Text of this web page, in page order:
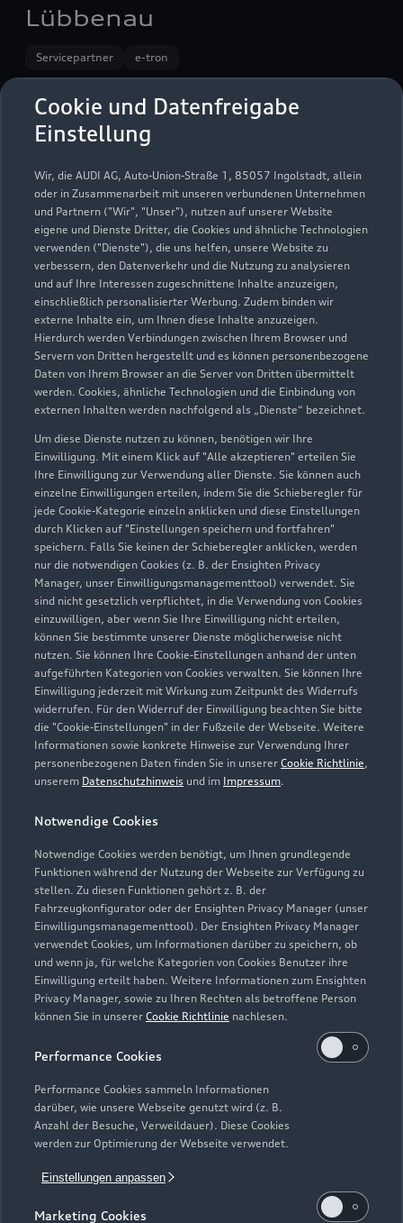
Cookie und Datenfreigabe
Einstellung
Wir, die AUDI AG, Auto-Union-Straße 1, 85057 Ingolstadt, allein
oder in Zusammenarbeit mit unseren verbundenen Unternehmen
und Partnern ("Wir", "Unser"), nutzen auf unserer Website
eigene und Dienste Dritter, die Cookies und ähnliche Technologien
verwenden ("Dienste"), die uns helfen, unsere Website zu
verbessern, den Datenverkehr und die Nutzung zu analysieren
und auf Ihre Interessen zugeschnittene Inhalte anzuzeigen,
einschließlich personalisierter Werbung. Zudem binden wir
externe Inhalte ein, um Ihnen diese Inhalte anzuzeigen.
Hierdurch werden Verbindungen zwischen Ihrem Browser und
Servern von Dritten hergestellt und es können personenbezogene
Daten von Ihrem Browser an die Server von Dritten übermittelt
werden. Cookies, ähnliche Technologien und die Einbindung von
externen Inhalten werden nachfolgend als „Dienste“ bezeichnet.
Um diese Dienste nutzen zu können, benötigen wir Ihre
Einwilligung. Mit einem Klick auf "Alle akzeptieren" erteilen Sie
Ihre Einwilligung zur Verwendung aller Dienste. Sie können auch
einzelne Einwilligungen erteilen, indem Sie die Schieberegler für
jede Cookie-Kategorie einzeln anklicken und diese Einstellungen
durch Klicken auf "Einstellungen speichern und fortfahren"
speichern. Falls Sie keinen der Schieberegler anklicken, werden
nur die notwendigen Cookies (z. B. der Ensighten Privacy
Manager, unser Einwilligungsmanagementtool) verwendet. Sie
sind nicht gesetzlich verpflichtet, in die Verwendung von Cookies
einzuwilligen, aber wenn Sie Ihre Einwilligung nicht erteilen,
können Sie bestimmte unserer Dienste möglicherweise nicht
nutzen. Sie können Ihre Cookie-Einstellungen anhand der unten
aufgeführten Kategorien von Cookies verwalten. Sie können Ihre
Einwilligung jederzeit mit Wirkung zum Zeitpunkt des Widerrufs
widerrufen. Für den Widerruf der Einwilligung beachten Sie bitte
die "Cookie-Einstellungen" in der Fußzeile der Webseite. Weitere
Informationen sowie konkrete Hinweise zur Verwendung Ihrer
personenbezogenen Daten finden Sie in unserer Cookie Richtlinie,
unserem Datenschutzhinweis und im Impressum.
Notwendige Cookies
Notwendige Cookies werden benötigt, um Ihnen grundlegende
Funktionen während der Nutzung der Webseite zur Verfügung zu
stellen. Zu diesen Funktionen gehört z. B. der
Fahrzeugkonfigurator oder der Ensighten Privacy Manager (unser
Einwilligungsmanagementtool). Der Ensighten Privacy Manager
verwendet Cookies, um Informationen darüber zu speichern, ob
und wenn ja, für welche Kategorien von Cookies Benutzer ihre
Einwilligung erteilt haben. Weitere Informationen zum Ensighten
Privacy Manager, sowie zu Ihren Rechten als betroffene Person
können Sie in unserer Cookie Richtlinie nachlesen.
Performance Cookies
Performance Cookies sammeln Informationen
darüber, wie unsere Webseite genutzt wird (z. B.
Anzahl der Besuche, Verweildauer). Diese Cookies
werden zur Optimierung der Webseite verwendet.
Einstellungen anpassen
Marketing Cookies
Lübbenau
Servicepartner e-tron
Karl-Marx-Straße 16
03222 Lübbenau
03542 89050
info@autohaus-lowka.de
Kontaktdaten herunterladen
Öffnungszeiten
Verkauf
Geschlossen , öffnet am Montag 08:00
Service
Geschlossen,öffnet amMontag 07:00
Teile- und Zubehörverkauf
Geschlossen
Samstag: Verkauf: nach Vereinbarung
Zurück nach oben
Modelle
Elektromodelle
Plug-in-Hybride
Neuwagensuche
Gebrauchtwagensuche
Service & Zubehör
Saisonale Angebote
Audi Services
Garantie
Support
Über Audi